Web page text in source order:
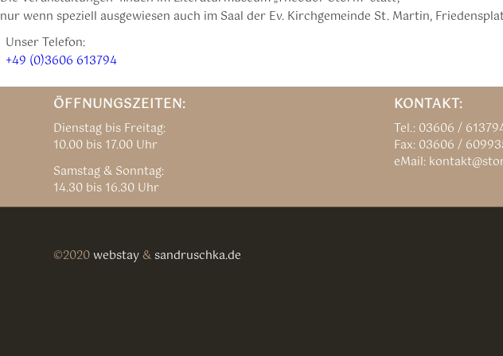
nur wenn speziell ausgewiesen auch im Saal der Ev. Kirchgemeinde St. Martin,
Unser Telefon:
+49 (0)3606 613794
ÖFFNUNGSZEITEN:
Dienstag bis Freitag:
10.00 bis 17.00 Uhr
Samstag & Sonntag:
14.30 bis 16.30 Uhr
KONTAKT:
Tel.: 03606 /
Fax: 03606 /
eMail:
©2020 webstay &sandruschka.de